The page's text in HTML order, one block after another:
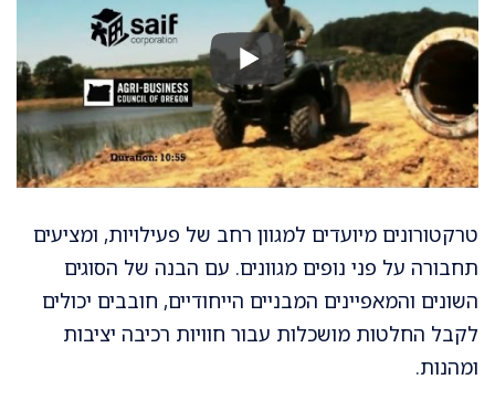
טרקטורונים מיועדים למגוון רחב של פעילויות, ומציעים
תחבורה על פני נופים מגוונים. עם הבנה של הסוגים
השונים והמאפיינים המבניים הייחודיים, חובבים יכולים
לקבל החלטות מושכלות עבור חוויות רכיבה יציבות
ומהנות.